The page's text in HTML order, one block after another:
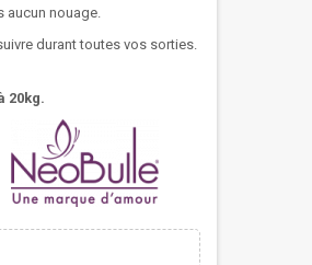
aucun nouage.
durant toutes vos sorties.
20kg.